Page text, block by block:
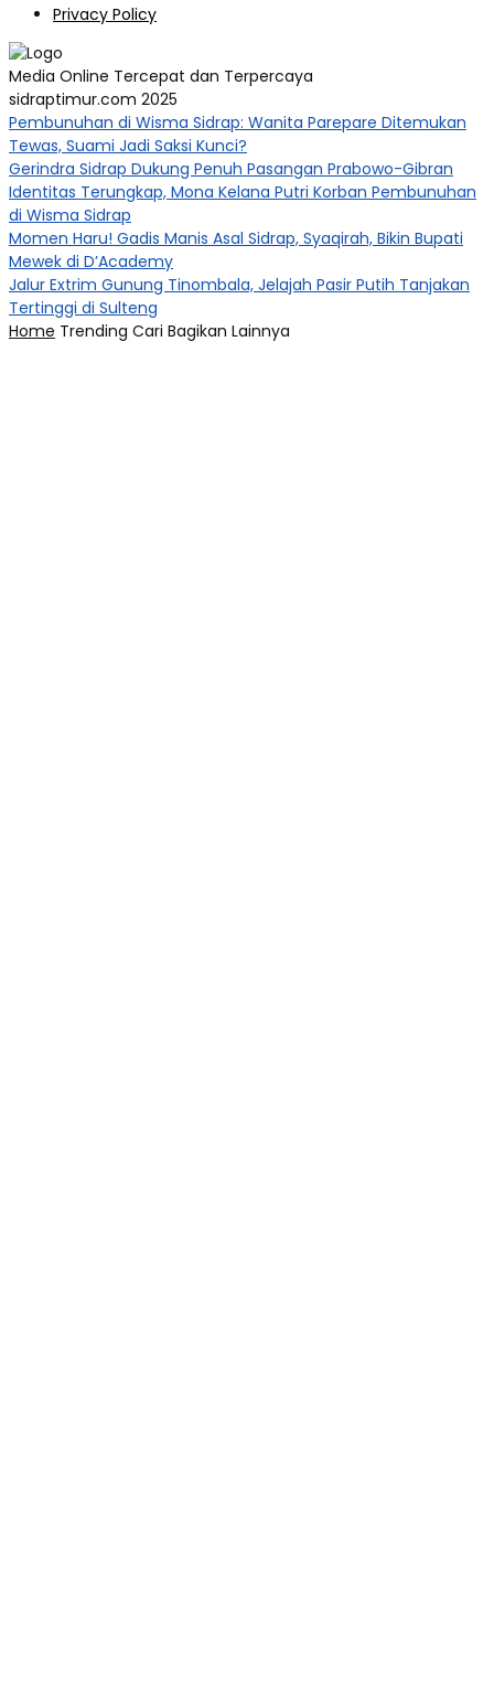
Privacy Policy
Media Online Tercepat dan Terpercaya
sidraptimur.com 2025
Pembunuhan di Wisma Sidrap: Wanita Parepare Ditemukan
Tewas, Suami Jadi Saksi Kunci?
Gerindra Sidrap Dukung Penuh Pasangan Prabowo-Gibran
Identitas Terungkap, Mona Kelana Putri Korban Pembunuhan
di Wisma Sidrap
Momen Haru! Gadis Manis Asal Sidrap, Syaqirah, Bikin Bupati
Mewek di D’Academy​
Jalur Extrim Gunung Tinombala, Jelajah Pasir Putih Tanjakan
Tertinggi di Sulteng
Home Trending Cari Bagikan Lainnya